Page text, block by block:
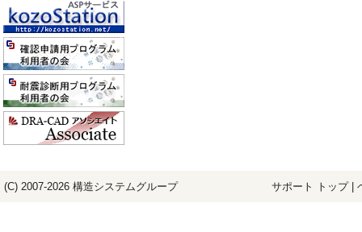
(C) 2007-2026 構造システムグループ サポート トップ|